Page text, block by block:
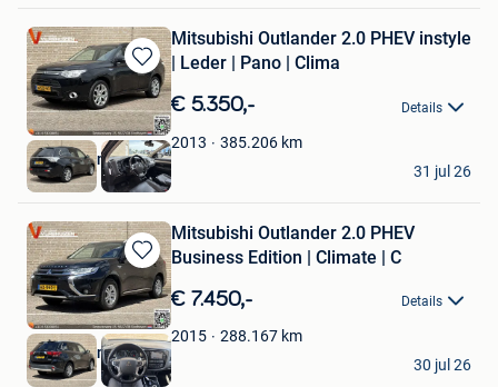
Bewaren
in
Mijn
Favorieten
Mitsubishi Outlander 2.0 PHEV instyle
| Leder | Pano | Clima
€ 5.350,- Details
2013 385.206 km
Vlashuizen B.V.
Lommel
31 jul 26
Bewaren
in
Mijn
Favorieten
Mitsubishi Outlander 2.0 PHEV
Business Edition | Climate | C
€ 7.450,- Details
2015 288.167 km
Vlashuizen B.V.
Lommel
30 jul 26